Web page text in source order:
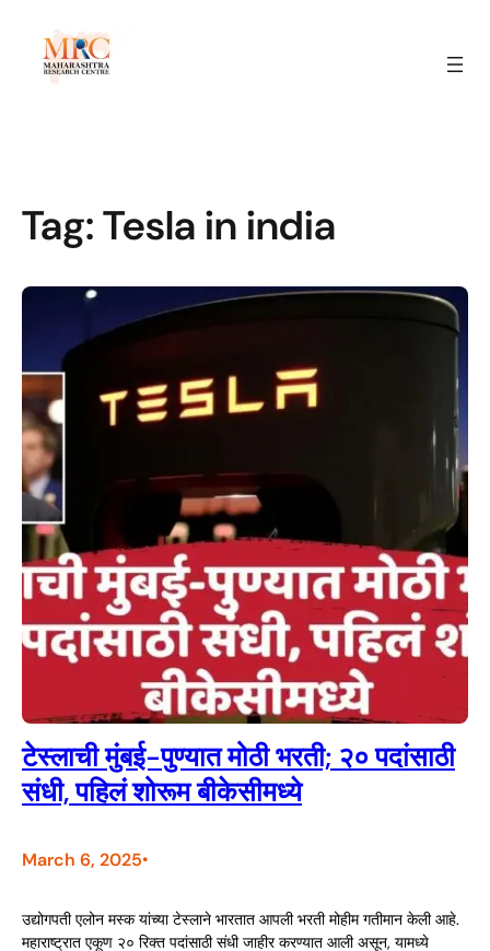
Tag:Tesla in india
टेस्लाची मुंबई-पुण्यात मोठी भरती; २० पदांसाठी
संधी, पहिलं शोरूम बीकेसीमध्ये
March 6, 2025•
उद्योगपती एलोन मस्क यांच्या टेस्लाने भारतात आपली भरती मोहीम गतीमान केली आहे.
महाराष्ट्रात एकूण २० रिक्त पदांसाठी संधी जाहीर करण्यात आली असून, यामध्ये